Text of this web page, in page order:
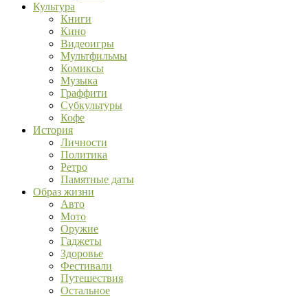
Культура
Книги
Кино
Видеоигры
Мультфильмы
Комиксы
Музыка
Граффити
Субкультуры
Кофе
История
Личности
Политика
Ретро
Памятные даты
Образ жизни
Авто
Мото
Оружие
Гаджеты
Здоровье
Фестивали
Путешествия
Остальное